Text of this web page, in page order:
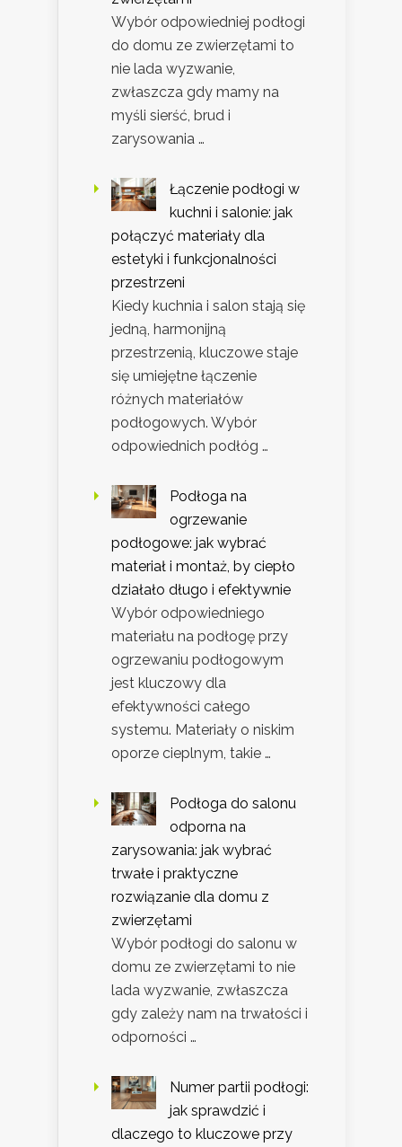
Wybór odpowiedniej podłogi
do domu ze zwierzętami to
nie lada wyzwanie,
zwłaszcza gdy mamy na
myśli sierść, brud i
zarysowania …
Łączenie podłogi w
kuchni i salonie: jak
połączyć materiały dla
estetyki i funkcjonalności
przestrzeni
Kiedy kuchnia i salon stają się
jedną, harmonijną
przestrzenią, kluczowe staje
się umiejętne łączenie
różnych materiałów
podłogowych. Wybór
odpowiednich podłóg …
Podłoga na
ogrzewanie
podłogowe: jak wybrać
materiał i montaż, by ciepło
działało długo i efektywnie
Wybór odpowiedniego
materiału na podłogę przy
ogrzewaniu podłogowym
jest kluczowy dla
efektywności całego
systemu. Materiały o niskim
oporze cieplnym, takie …
Podłoga do salonu
odporna na
zarysowania: jak wybrać
trwałe i praktyczne
rozwiązanie dla domu z
zwierzętami
Wybór podłogi do salonu w
domu ze zwierzętami to nie
lada wyzwanie, zwłaszcza
gdy zależy nam na trwałości i
odporności …
Numer partii podłogi:
jak sprawdzić i
dlaczego to kluczowe przy